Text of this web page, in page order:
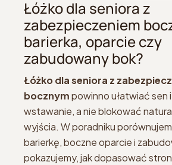
Łóżko dla seniora z
zabezpieczeniem
barierka, oparcie czy
zabudowany bok?
Łóżko dla seniora z
bocznympowinno ułatwiać sen
wstawanie, a nie blokować
wyjścia. W poradniku
barierkę, boczne oparcie i
pokazujemy, jak dopasować